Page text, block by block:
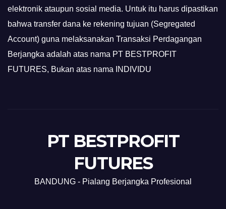
elektronik ataupun sosial media. Untuk itu harus dipastikan
bahwa transfer dana ke rekening tujuan (Segregated
Account) guna melaksanakan Transaksi Perdagangan
Berjangka adalah atas nama PT BESTPROFIT
FUTURES, Bukan atas nama INDIVIDU
PT BESTPROFIT
FUTURES
BANDUNG - Pialang Berjangka Profesional